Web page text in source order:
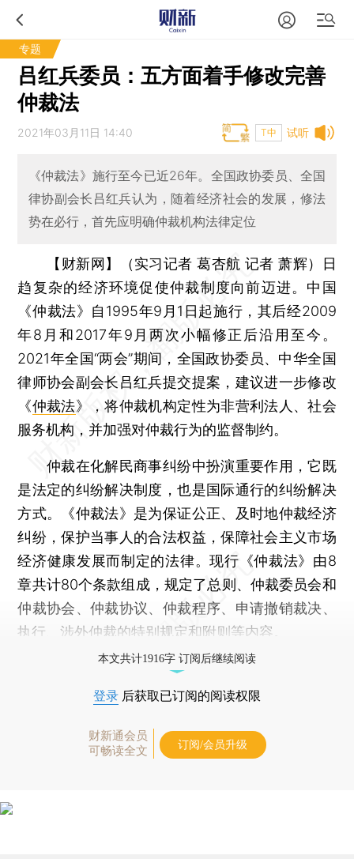
专题
吕红兵委员：五方面着手修改完善
仲裁法
试听
2021年03月11日 14:40 T中
《仲裁法》施行至今已近26年。全国政协委员、全国
律协副会长吕红兵认为，随着经济社会的发展，修法
势在必行，首先应明确仲裁机构法律定位
【财新网】（实习记者 葛杏航 记者 萧辉）
日
趋复杂的经济环境促使仲裁制度向前迈进。中国
《仲裁法》自1995年9月1日起施行，其后经2009
年8月和2017年9月两次小幅修正后沿用至今。
2021年全国“两会”期间，全国政协委员、中华全国
律师协会副会长吕红兵提交提案，建议进一步修改
《仲裁法》，将仲裁机构定性为非营利法人、社会
服务机构，并加强对仲裁行为的监督制约。
仲裁在化解民商事纠纷中扮演重要作用，它既
是法定的纠纷解决制度，也是国际通行的纠纷解决
方式。《仲裁法》是为保证公正、及时地仲裁经济
纠纷，保护当事人的合法权益，保障社会主义市场
经济健康发展而制定的法律。现行《仲裁法》由8
章共计80个条款组成，规定了总则、仲裁委员会和
仲裁协会、仲裁协议、仲裁程序、申请撤销裁决、
执行、涉外仲裁的特别规定和附则等内容。
本文共计1916字 订阅后继续阅读
登录 后获取已订阅的阅读权限
财新通会员
可畅读全文
订阅/会员升级